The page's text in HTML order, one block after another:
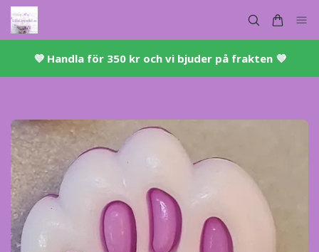
💜 ​Handla för 350 kr och vi bjuder på frakten 💜​